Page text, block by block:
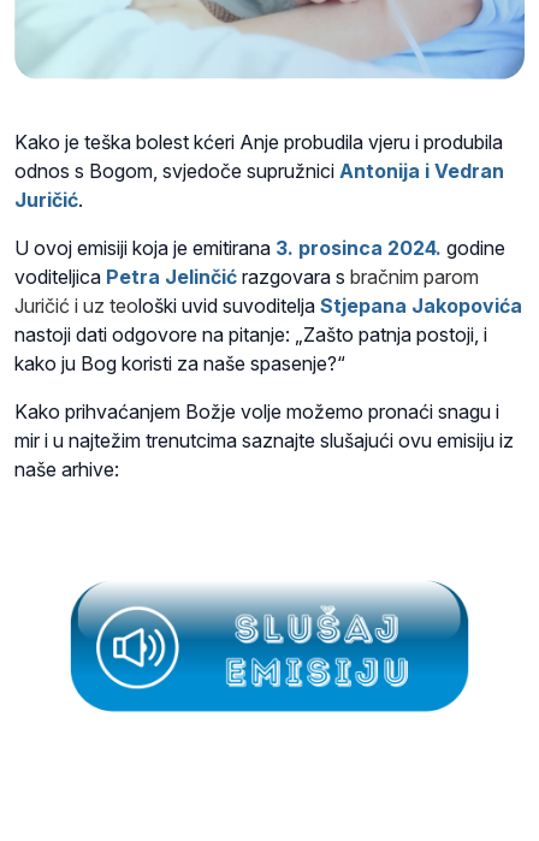
Kako je teška bolest kćeri Anje probudila vjeru i produbila
odnos s Bogom, svjedoče supružnici Antonija i Vedran
Juričić.
U ovoj emisiji koja je emitirana 3. prosinca 2024. godine
voditeljica Petra Jelinčić razgovara s bračnim parom
Juričić i uz teološki uvid suvoditelja Stjepana Jakopovića
nastoji dati odgovore na pitanje: „Zašto patnja postoji, i
kako ju Bog koristi za naše spasenje?“
Kako prihvaćanjem Božje volje možemo pronaći snagu i
mir i u najtežim trenutcima saznajte slušajući ovu emisiju iz
naše arhive: